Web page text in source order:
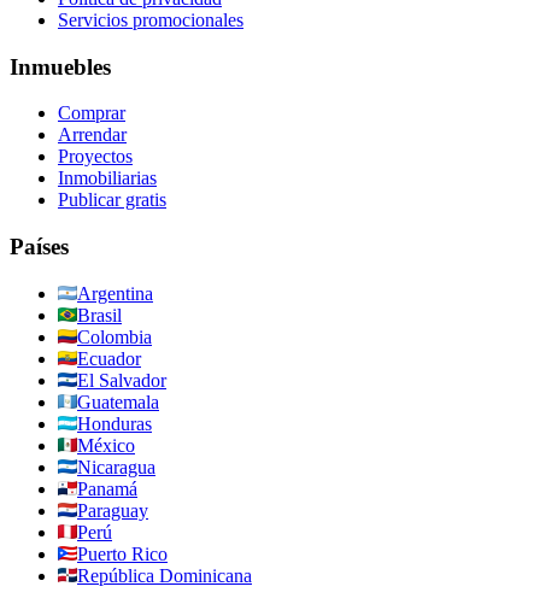
Servicios promocionales
Inmuebles
Comprar
Arrendar
Proyectos
Inmobiliarias
Publicar gratis
Países
Argentina
Brasil
Colombia
Ecuador
El Salvador
Guatemala
Honduras
México
Nicaragua
Panamá
Paraguay
Perú
Puerto Rico
República Dominicana